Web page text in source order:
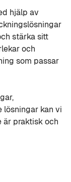
hjälp av
stärka sitt
och
som passar
lösningar kan vi
är praktisk och